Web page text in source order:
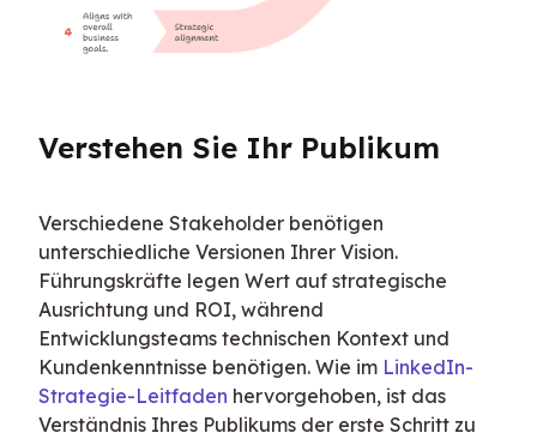
Verstehen Sie Ihr Publikum
Verschiedene Stakeholder benötigen
unterschiedliche Versionen Ihrer Vision.
Führungskräfte legen Wert auf strategische
Ausrichtung und ROI, während
Entwicklungsteams technischen Kontext und
Kundenkenntnisse benötigen. Wie im LinkedIn-
Strategie-Leitfaden hervorgehoben, ist das
Verständnis Ihres Publikums der erste Schritt zu